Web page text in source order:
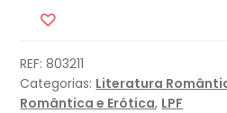
REF:803211
Categorias: Literatura
Romântica e Erótica, LPF